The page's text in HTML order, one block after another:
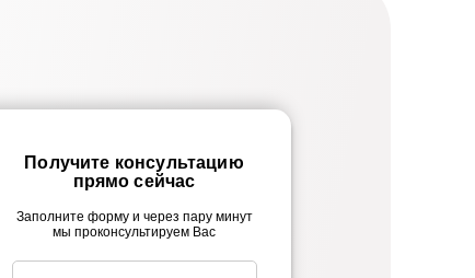
Получите консультацию
прямо сейчас
Заполните форму и через пару минут
мы проконсультируем Вас